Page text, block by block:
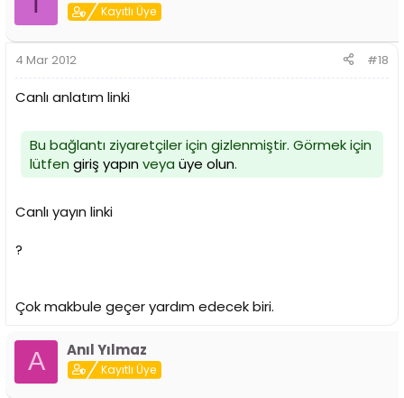
Kayıtlı Üye
4 Mar 2012 #18
Canlı anlatım linki
Bu bağlantı ziyaretçiler için gizlenmiştir. Görmek için
lütfen giriş yapınveya üye olun.
Canlı yayın linki
?
Çok makbule geçer yardım edecek biri.
A Anıl Yılmaz
Kayıtlı Üye